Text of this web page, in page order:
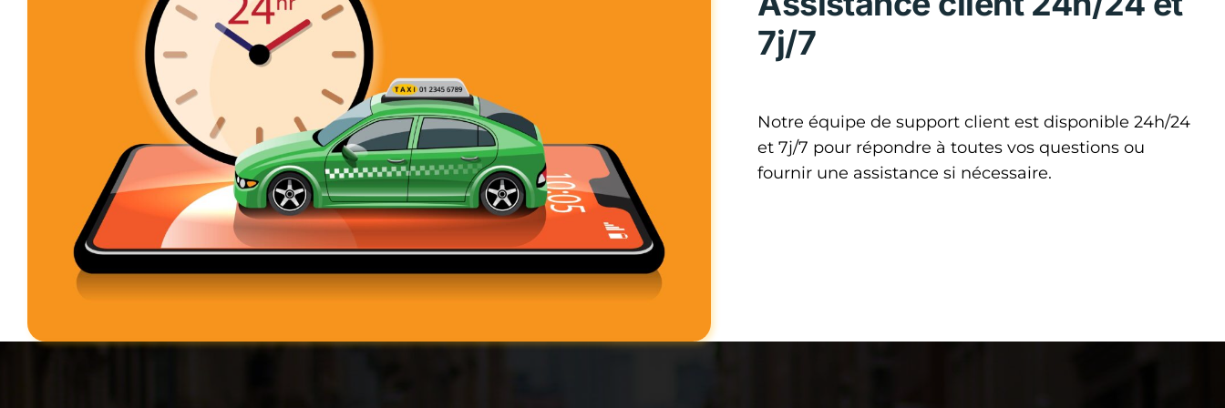
7j/7
Notre équipe de support client est disponible 24h/24
et 7j/7 pour répondre à toutes vos questions ou
fournir une assistance si nécessaire.